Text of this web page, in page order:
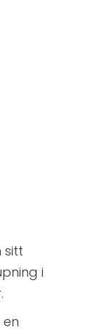
sitt
i